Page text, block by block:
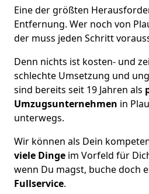
Eine der größten
Entfernung. Wer noch von
der muss jeden Schritt
Denn nichts ist kosten- und
schlechte Umsetzung und
sind bereits seit 19 Jahren als
Umzugsunternehmen in
unterwegs.
Wir können als Dein
viele Dinge im Vorfeld für
wenn Du magst, buche doch
Fullservice.